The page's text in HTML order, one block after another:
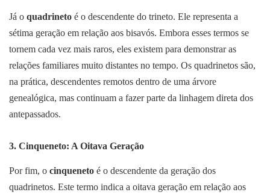
Já o quadrineto é o descendente do trineto. Ele representa a
sétima geração em relação aos bisavós. Embora esses termos se
tornem cada vez mais raros, eles existem para demonstrar as
relações familiares muito distantes no tempo. Os quadrinetos são,
na prática, descendentes remotos dentro de uma árvore
genealógica, mas continuam a fazer parte da linhagem direta dos
antepassados.
3. Cinqueneto: A Oitava Geração
Por fim, o cinqueneto é o descendente da geração dos
quadrinetos. Este termo indica a oitava geração em relação aos